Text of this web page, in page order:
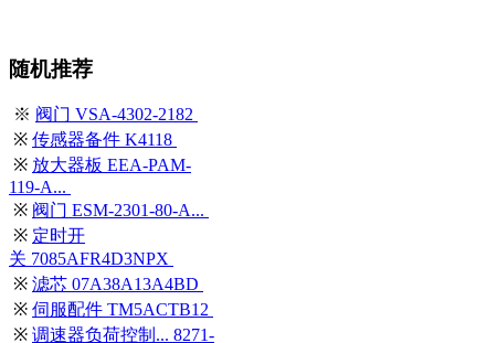
随机推荐
※ 阀门 VSA-4302-2182
※ 传感器备件 K4118
※ 放大器板 EEA-PAM-
119-A...
※ 阀门 ESM-2301-80-A...
※ 定时开
关 7085AFR4D3NPX
※ 滤芯 07A38A13A4BD
※ 伺服配件 TM5ACTB12
※ 调速器负荷控制... 8271-